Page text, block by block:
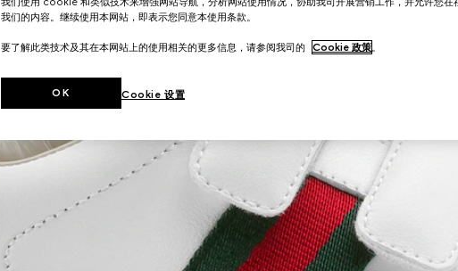
我们的内容。继续使用本网站，即表示您同意本使用条款。
要了解此类技术及其在本网站上的使用相关的更多信息，请参阅我司的 Cookie 政策。
Cookie 设置
OK